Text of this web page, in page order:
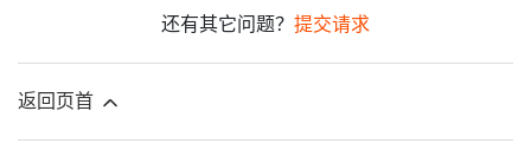
还有其它问题？ 提交请求
返回页首